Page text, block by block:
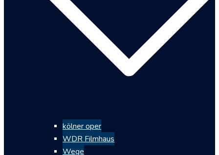
kölner oper
WDR Filmhaus
Wege